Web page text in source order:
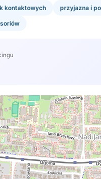
kontaktowych przyjazna i